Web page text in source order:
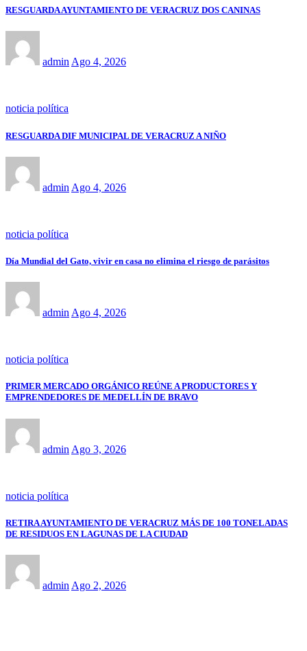
RESGUARDA AYUNTAMIENTO DE VERACRUZ DOS CANINAS
adminAgo 4, 2026
noticia política
RESGUARDA DIF MUNICIPAL DE VERACRUZ A NIÑO
admin Ago 4, 2026
noticia política
Día Mundial del Gato, vivir en casa no elimina el riesgo de parásitos
admin Ago 4, 2026
noticia política
PRIMER MERCADO ORGÁNICO REÚNE A PRODUCTORES Y
EMPRENDEDORES DE MEDELLÍN DE BRAVO
admin Ago 3, 2026
noticia política
RETIRA AYUNTAMIENTO DE VERACRUZ MÁS DE 100 TONELADAS
DE RESIDUOS EN LAGUNAS DE LA CIUDAD
admin Ago 2, 2026